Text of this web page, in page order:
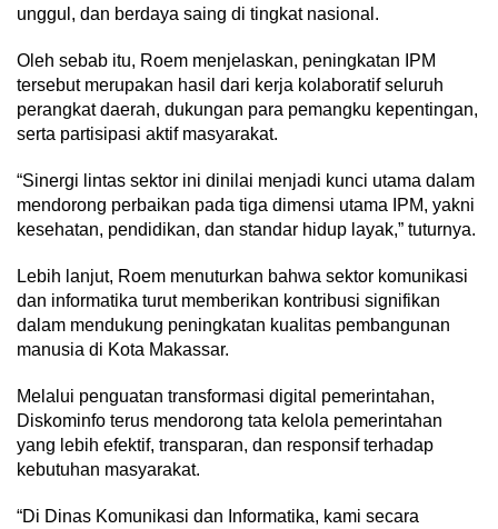
unggul, dan berdaya saing di tingkat nasional.
Oleh sebab itu, Roem menjelaskan, peningkatan IPM
tersebut merupakan hasil dari kerja kolaboratif seluruh
perangkat daerah, dukungan para pemangku kepentingan,
serta partisipasi aktif masyarakat.
“Sinergi lintas sektor ini dinilai menjadi kunci utama dalam
mendorong perbaikan pada tiga dimensi utama IPM, yakni
kesehatan, pendidikan, dan standar hidup layak,” tuturnya.
Lebih lanjut, Roem menuturkan bahwa sektor komunikasi
dan informatika turut memberikan kontribusi signifikan
dalam mendukung peningkatan kualitas pembangunan
manusia di Kota Makassar.
Melalui penguatan transformasi digital pemerintahan,
Diskominfo terus mendorong tata kelola pemerintahan
yang lebih efektif, transparan, dan responsif terhadap
kebutuhan masyarakat.
“Di Dinas Komunikasi dan Informatika, kami secara